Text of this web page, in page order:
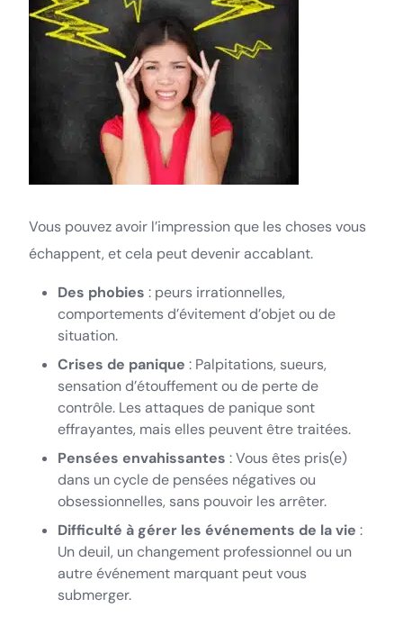
Vous pouvez avoir l’impression que les choses vous
échappent, et cela peut devenir accablant.
Des phobies : peurs irrationnelles,
comportements d’évitement d’objet ou de
situation.
Crises de panique : Palpitations, sueurs,
sensation d’étouffement ou de perte de
contrôle. Les attaques de panique sont
effrayantes, mais elles peuvent être traitées.
Pensées envahissantes : Vous êtes pris(e)
dans un cycle de pensées négatives ou
obsessionnelles, sans pouvoir les arrêter.
Difficulté à gérer les événements de la vie :
Un deuil, un changement professionnel ou un
autre événement marquant peut vous
submerger.